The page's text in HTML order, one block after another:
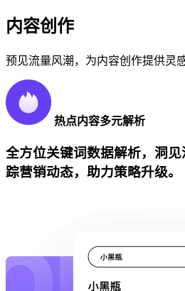
内容创作
预见流量风潮，为内容创作提供灵
热点内容多元解析
全方位关键词数据解析，洞
踪营销动态，助力策略升级。